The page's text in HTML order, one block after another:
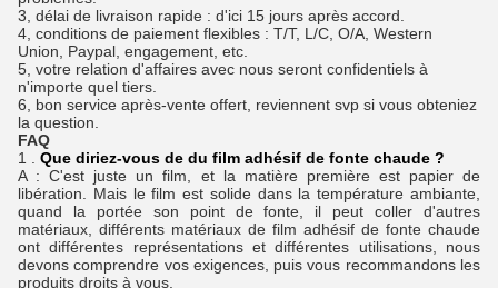
3, délai de livraison rapide : d'ici 15 jours après accord.
4, conditions de paiement flexibles : T/T, L/C, O/A, Western
Union, Paypal, engagement, etc.
5, votre relation d'affaires avec nous seront confidentiels à
n'importe quel tiers.
6, bon service après-vente offert, reviennent svp si vous obteniez
la question.
FAQ
1 . Que diriez-vous de du film adhésif de fonte chaude ?
A : C'est juste un film, et la matière première est papier de
libération. Mais le film est solide dans la température ambiante,
quand la portée son point de fonte, il peut coller d'autres
matériaux, différents matériaux de film adhésif de fonte chaude
ont différentes représentations et différentes utilisations, nous
devons comprendre vos exigences, puis vous recommandons les
produits droits à vous.